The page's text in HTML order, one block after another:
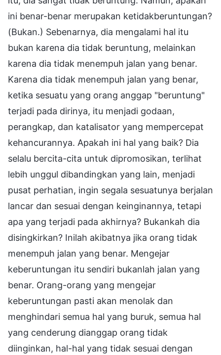
ini benar-benar merupakan ketidakberuntungan?
(Bukan.) Sebenarnya, dia mengalami hal itu
bukan karena dia tidak beruntung, melainkan
karena dia tidak menempuh jalan yang benar.
Karena dia tidak menempuh jalan yang benar,
ketika sesuatu yang orang anggap "beruntung"
terjadi pada dirinya, itu menjadi godaan,
perangkap, dan katalisator yang mempercepat
kehancurannya. Apakah ini hal yang baik? Dia
selalu bercita-cita untuk dipromosikan, terlihat
lebih unggul dibandingkan yang lain, menjadi
pusat perhatian, ingin segala sesuatunya berjalan
lancar dan sesuai dengan keinginannya, tetapi
apa yang terjadi pada akhirnya? Bukankah dia
disingkirkan? Inilah akibatnya jika orang tidak
menempuh jalan yang benar. Mengejar
keberuntungan itu sendiri bukanlah jalan yang
benar. Orang-orang yang mengejar
keberuntungan pasti akan menolak dan
menghindari semua hal yang buruk, semua hal
yang cenderung dianggap orang tidak
diinginkan, hal-hal yang tidak sesuai dengan